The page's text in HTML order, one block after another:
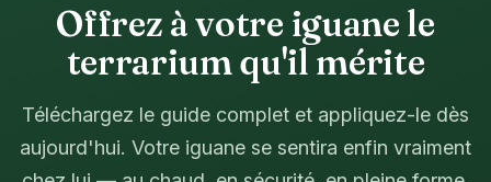
Offrez à votre iguane le
terrarium qu'il mérite
Téléchargez le guide complet et appliquez-le dès
aujourd'hui. Votre iguane se sentira enfin vraiment